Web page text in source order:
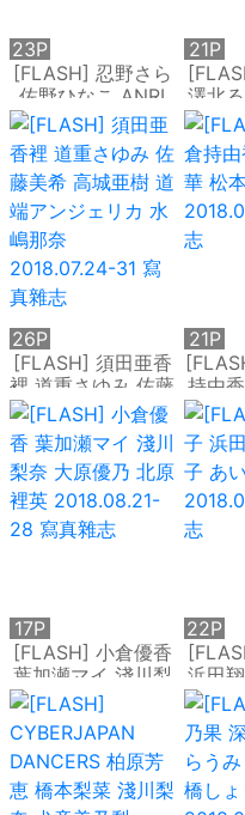
[FLASH] 忍野さら
佐野ひなこ ANRI
橋本梨菜 璃子 園都
2018.07.03 寫真雜
志
23P
澤北
み 森
奈 竹
未
21P
[FLASH] 須田亜香
裡 道重さゆみ 佐藤
美希 高城亜樹 道端
アンジェリカ 水嶋
那奈 2018.07.24-
31 寫真雜志
26P
持由
21P
[FLASH] 小倉優香
葉加瀬マイ 淺川梨
奈 大原優乃 北原裡
英 2018.08.21-28
寫真雜志
17P
浜田
あい
22P